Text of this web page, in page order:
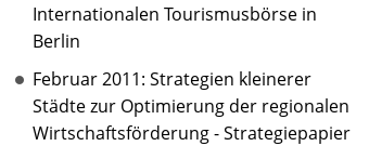
Internationalen Tourismusbörse in
Berlin
Februar 2011: Strategien kleinerer
Städte zur Optimierung der regionalen
Wirtschaftsförderung - Strategiepapier